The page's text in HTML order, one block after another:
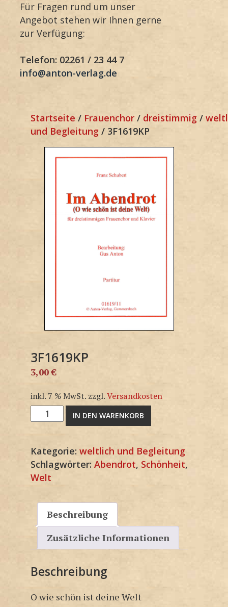
Für Fragen rund um unser
Angebot stehen wir Ihnen gerne
zur Verfügung:
Telefon: 02261 / 23 44 7
info@anton-verlag.de
Startseite / Frauenchor / dreistimmig /
und Begleitung / 3F1619KP
3F1619KP
3,00€
inkl. 7 % MwSt. zzgl.Versandkosten
3F1619KP
Menge
IN DEN WARENKORB
Kategorie: weltlich und Begleitung
Schlagwörter: Abendrot, Schönheit,
Welt
Beschreibung
Zusätzliche Informationen
Beschreibung
O wie schön ist deine Welt